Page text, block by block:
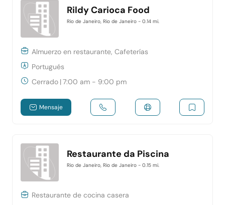
Rildy Carioca Food
Rio de Janeiro, Rio de Janeiro - 0.14 mi.
Almuerzo en restaurante, Cafeterías
Portugués
Cerrado |7:00 am - 9:00 pm
Mensaje
Restaurante da Piscina
Rio de Janeiro, Rio de Janeiro - 0.15 mi.
Restaurante de cocina casera